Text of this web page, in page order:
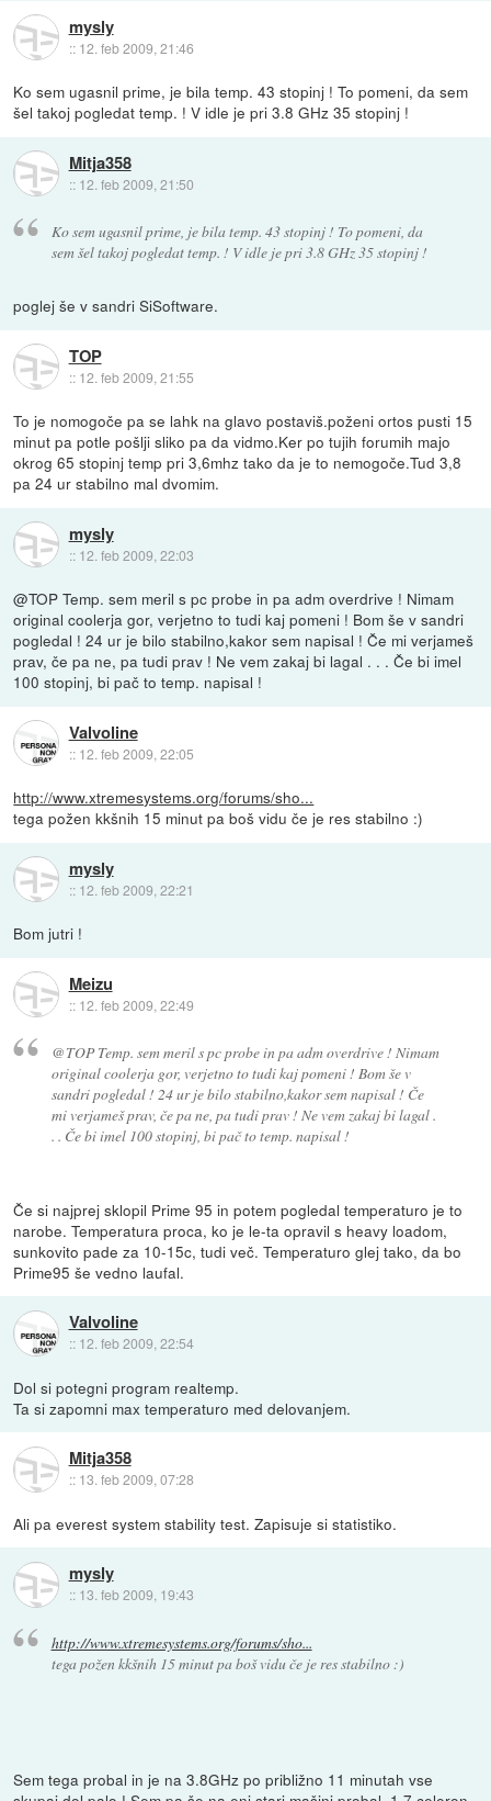
mysly
:: 12. feb 2009, 21:46
Ko sem ugasnil prime, je bila temp. 43 stopinj ! To pomeni, da sem
šel takoj pogledat temp. ! V idle je pri 3.8 GHz 35 stopinj !
Mitja358
:: 12. feb 2009, 21:50
Ko sem ugasnil prime, je bila temp. 43 stopinj ! To pomeni, da
sem šel takoj pogledat temp. ! V idle je pri 3.8 GHz 35 stopinj !
poglej še v sandri SiSoftware.
TOP
:: 12. feb 2009, 21:55
To je nomogoče pa se lahk na glavo postaviš.poženi ortos pusti 15
minut pa potle pošlji sliko pa da vidmo.Ker po tujih forumih majo
okrog 65 stopinj temp pri 3,6mhz tako da je to nemogoče.Tud 3,8
pa 24 ur stabilno mal dvomim.
mysly
:: 12. feb 2009, 22:03
@TOP Temp. sem meril s pc probe in pa adm overdrive ! Nimam
original coolerja gor, verjetno to tudi kaj pomeni ! Bom še v sandri
pogledal ! 24 ur je bilo stabilno,kakor sem napisal ! Če mi verjameš
prav, če pa ne, pa tudi prav ! Ne vem zakaj bi lagal . . . Če bi imel
100 stopinj, bi pač to temp. napisal !
Valvoline
:: 12. feb 2009, 22:05
http://www.xtremesystems.org/forums/sho...
tega požen kkšnih 15 minut pa boš vidu če je res stabilno :)
mysly
:: 12. feb 2009, 22:21
Bom jutri !
Meizu
:: 12. feb 2009, 22:49
@TOP Temp. sem meril s pc probe in pa adm overdrive ! Nimam
original coolerja gor, verjetno to tudi kaj pomeni ! Bom še v
sandri pogledal ! 24 ur je bilo stabilno,kakor sem napisal ! Če
mi verjameš prav, če pa ne, pa tudi prav ! Ne vem zakaj bi lagal .
. . Če bi imel 100 stopinj, bi pač to temp. napisal !
Če si najprej sklopil Prime 95 in potem pogledal temperaturo je to
narobe. Temperatura proca, ko je le-ta opravil s heavy loadom,
sunkovito pade za 10-15c, tudi več. Temperaturo glej tako, da bo
Prime95 še vedno laufal.
Valvoline
:: 12. feb 2009, 22:54
Dol si potegni program realtemp.
Ta si zapomni max temperaturo med delovanjem.
Mitja358
:: 13. feb 2009, 07:28
Ali pa everest system stability test. Zapisuje si statistiko.
mysly
:: 13. feb 2009, 19:43
http://www.xtremesystems.org/forums/sho...
tega požen kkšnih 15 minut pa boš vidu če je res stabilno :)
Sem tega probal in je na 3.8GHz po približno 11 minutah vse